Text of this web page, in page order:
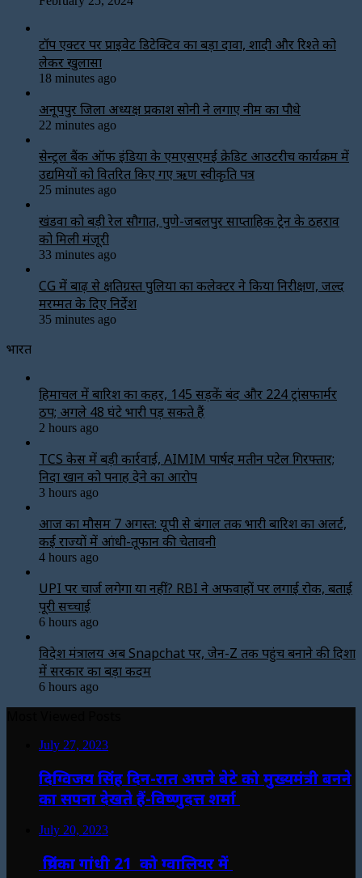
टॉप एक्टर पर प्राइवेट डिटेक्टिव का बड़ा दावा, शादी और रिश्ते को
लेकर खुलासा
18 minutes ago
अनूपपुर जिला अध्यक्ष प्रकाश सोनी ने लगाए नीम का पौधे
22 minutes ago
सेन्ट्रल बैंक ऑफ इंडिया के एमएसएमई क्रेडिट आउटरीच कार्यक्रम में
उद्यमियों को वितरित किए गए ऋण स्वीकृति पत्र
25 minutes ago
खंडवा को बड़ी रेल सौगात, पुणे-जबलपुर साप्ताहिक ट्रेन के ठहराव
को मिली मंजूरी
33 minutes ago
CG में बाढ़ से क्षतिग्रस्त पुलिया का कलेक्टर ने किया निरीक्षण, जल्द
मरम्मत के दिए निर्देश
35 minutes ago
भारत
हिमाचल में बारिश का कहर, 145 सड़कें बंद और 224 ट्रांसफार्मर
ठप; अगले 48 घंटे भारी पड़ सकते हैं
2 hours ago
TCS केस में बड़ी कार्रवाई, AIMIM पार्षद मतीन पटेल गिरफ्तार;
निदा खान को पनाह देने का आरोप
3 hours ago
आज का मौसम 7 अगस्त: यूपी से बंगाल तक भारी बारिश का अलर्ट,
कई राज्यों में आंधी-तूफान की चेतावनी
4 hours ago
UPI पर चार्ज लगेगा या नहीं? RBI ने अफवाहों पर लगाई रोक, बताई
पूरी सच्चाई
6 hours ago
विदेश मंत्रालय अब Snapchat पर, जेन-Z तक पहुंच बनाने की दिशा
में सरकार का बड़ा कदम
6 hours ago
July 27, 2023
दिग्विजय सिंह दिन-रात अपने बेटे को मुख्यमंत्री बनने
का सपना देखते हैं-विष्णुदत्त शर्मा
July 20, 2023
प्रियंका गांधी 21 को ग्वालियर में